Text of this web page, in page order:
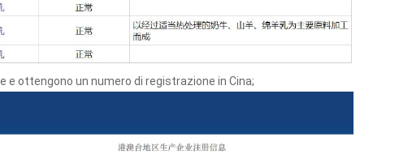
e ottengono un numero di registrazione in Cina;